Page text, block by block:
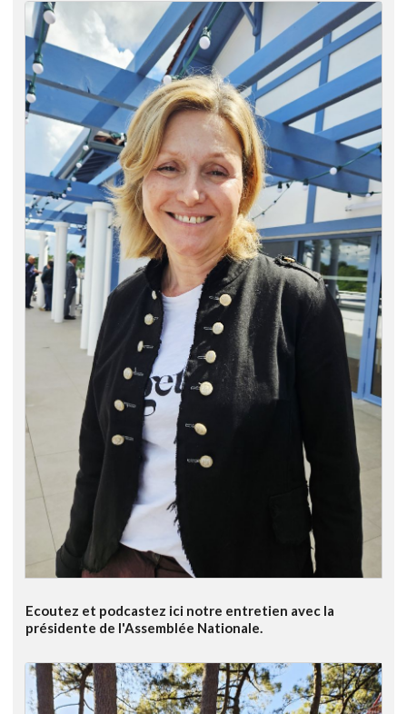
Ecoutez et podcastez ici notre entretien avec la
présidente de l'Assemblée Nationale.